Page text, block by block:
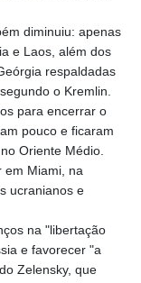
diminuiu: apenas
e Laos, além dos
respaldadas
o Kremlin.
para encerrar o
pouco e ficaram
Oriente Médio.
em Miami, na
ucranianos e
na "libertação
e favorecer "a
Zelensky, que